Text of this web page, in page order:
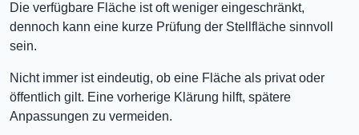
Die verfügbare Fläche ist oft weniger eingeschränkt,
dennoch kann eine kurze Prüfung der Stellfläche sinnvoll
sein.
Nicht immer ist eindeutig, ob eine Fläche als privat oder
öffentlich gilt. Eine vorherige Klärung hilft, spätere
Anpassungen zu vermeiden.